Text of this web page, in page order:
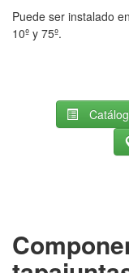
Puede ser instalado
10º y 75º.